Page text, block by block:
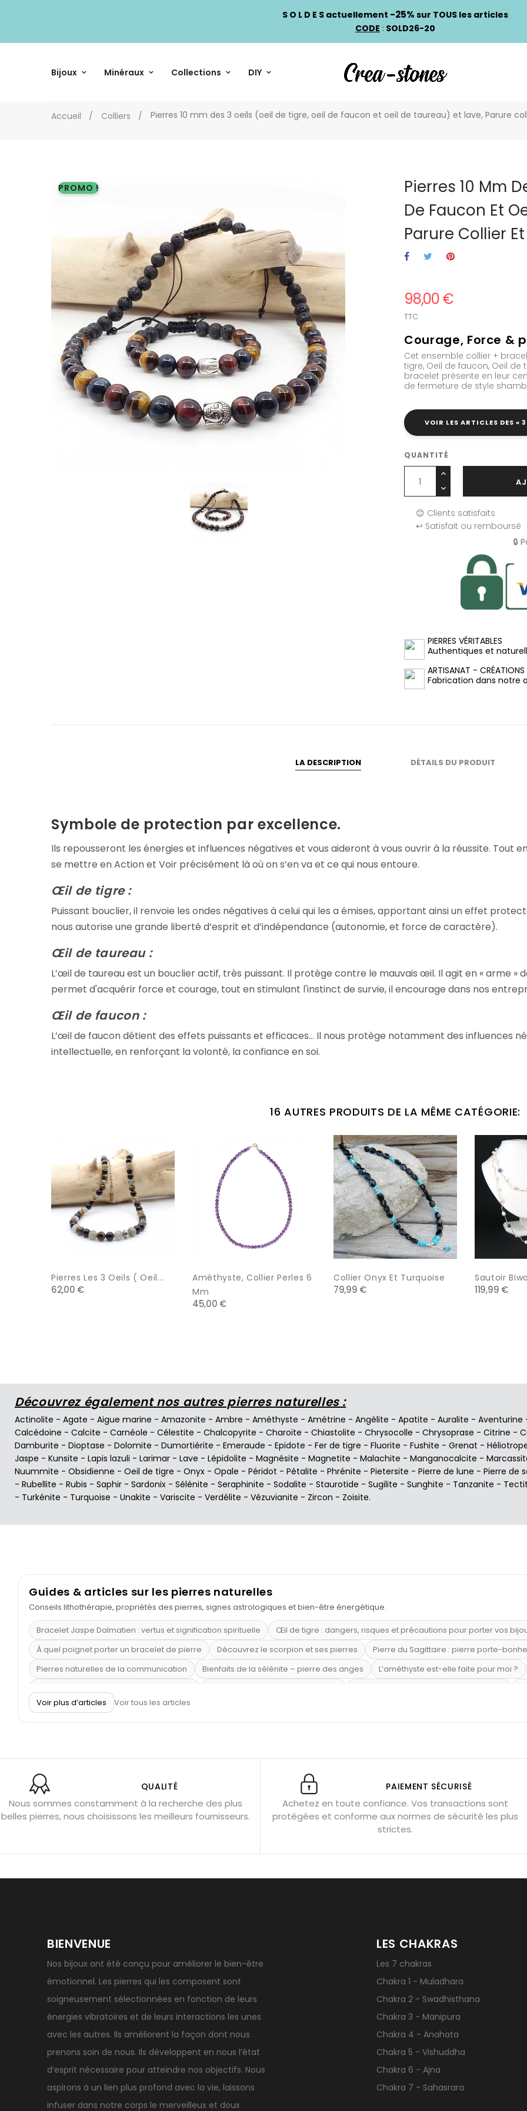
S O L D E S actuellement -25% sur TOUS les articles
CODE : SOLD26-20
Bijoux Minéraux Collections DIY
Accueil Colliers Pierres 10 mm des 3 oeils (oeil de tigre, oeil de faucon et oeil de taureau) et lave, Parure
PROMO !
Pierres 10 Mm
De Faucon Et
Parure Collier
98,00 €
TTC
Courage, Force &
Cet ensemble collier +
tigre, Oeil de faucon, Oeil de
bracelet présente en leur
de fermeture de style
VOIR LES ARTICLES DES «
QUANTITÉ
😊 Clients satisfaits
↩️ Satisfait ou remboursé
🔒
PIERRES VÉRITABLES
Authentiques et
ARTISANAT - CRÉATIONS
Fabrication dans notre
LA DESCRIPTION DÉTAILS DU PRODUIT
Symbole de protection par excellence.
Ils repousseront les énergies et influences négatives et vous aideront à vous ouvrir à la réussite. Tout
se mettre en Action et Voir précisément là où on s’en va et ce qui nous entoure.
Œil de tigre :
Puissant bouclier, il renvoie les ondes négatives à celui qui les a émises, apportant ainsi un effet
nous autorise une grande liberté d’esprit et d’indépendance (autonomie, et force de caractère).
Œil de taureau :
L’œil de taureau est un bouclier actif, très puissant. Il protège contre le mauvais œil. Il agit en « arme
permet d'acquérir force et courage, tout en stimulant l'instinct de survie, il encourage dans nos
Œil de faucon :
L’œil de faucon détient des effets puissants et efficaces... Il nous protège notamment des influences
intellectuelle, en renforçant la volonté, la confiance en soi.
16 AUTRES PRODUITS DE LA MÊME CATÉGORIE:
Pierres Les 3 Oeils ( Oeil...
62,00 €
Améthyste, Collier Perles 6
Mm
45,00 €
Collier Onyx Et Turquoise
79,99 €
Sautoir Biwa
119,99 €
Découvrez également nos autres pierres naturelles :
Actinolite - Agate - Aigue marine - Amazonite - Ambre - Améthyste - Amétrine - Angélite - Apatite - Auralite - Aventurine
Calcédoine - Calcite - Carnéole - Célestite - Chalcopyrite - Charoïte - Chiastolite - Chrysocolle - Chrysoprase - Citrine -
Damburite - Dioptase - Dolomite - Dumortiérite - Emeraude - Epidote - Fer de tigre - Fluorite - Fushite - Grenat -
Jaspe - Kunsite - Lapis lazuli - Larimar - Lave - Lépidolite - Magnésite - Magnetite - Malachite - Manganocalcite -
Nuummite - Obsidienne - Oeil de tigre - Onyx - Opale - Péridot - Pétalite - Phrénite - Pietersite - Pierre de lune - Pierre de
- Rubellite - Rubis - Saphir - Sardonix - Sélénite - Seraphinite - Sodalite - Staurotide - Sugilite - Sunghite - Tanzanite -
- Turkénite - Turquoise - Unakite - Variscite - Verdélite - Vézuvianite - Zircon - Zoisite.
Guides & articles sur les pierres naturelles
Conseils lithothérapie, propriétés des pierres, signes astrologiques et bien-être énergétique.
Bracelet Jaspe Dalmatien : vertus et signification spirituelle
Œil de tigre : dangers, risques et précautions pour porter vos
À quel poignet porter un bracelet de pierre
Découvrez le scorpion et ses pierres Pierre du Sagittaire : pierre porte-
Pierres naturelles de la communication
Bienfaits de la sélénite – pierre des anges L’améthyste est-elle faite pour moi ?
Pierre de lave : propriétés et bienfaits
Obsidienne noire : danger ?
Guide des pierres de protection Associer l’œil de tigre Porter plusieurs bracelets de
Pierres pour les examens
Pierres anti-déprime Mieux gérer ses émotions Pierres pour l’automne Bijoux de
Géode d’améthyste géante Pierres naturelles contre le stress Qu’est-ce
Voir plus d’articles Voir tous les articles
QUALITÉ
Nous sommes constamment à la recherche des plus
belles pierres, nous choisissons les meilleurs fournisseurs.
PAIEMENT SÉCURISÉ
Achetez en toute confiance. Vos transactions sont
protégées et conforme aux normes de sécurité les plus
strictes.
BIENVENUE
Nos bijoux ont été conçu pour améliorer le bien-être
émotionnel. Les pierres qui les composent sont
soigneusement sélectionnées en fonction de leurs
énergies vibratoires et de leurs interactions les unes
avec les autres. Ils améliorent la façon dont nous
prenons soin de nous. Ils développent en nous l’état
d’esprit nécessaire pour atteindre nos objectifs. Nous
aspirons à un lien plus profond avec la vie, laissons
infuser dans notre corps le merveilleux et doux
LES CHAKRAS
Les 7 chakras
Chakra 1 - Muladhara
Chakra 2 - Swadhisthana
Chakra 3 - Manipura
Chakra 4 - Anahata
Chakra 5 - Vishuddha
Chakra 6 - Ajna
Chakra 7 - Sahasrara